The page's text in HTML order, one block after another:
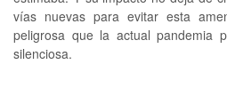
vías nuevas para evitar esta
peligrosa que la actual pandemia
silenciosa.